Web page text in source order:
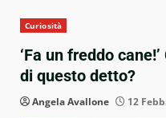
Curiosità
‘Fa un freddo
di questo detto?
Angela Avallone 12